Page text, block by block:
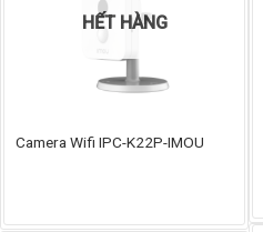
HẾT HÀNG
Camera Wifi IPC-K22P-IMOU